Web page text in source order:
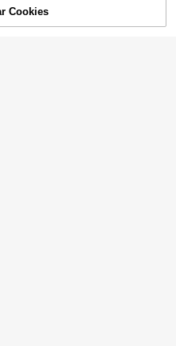
AÑADIR A LA BOLSA
Cookies